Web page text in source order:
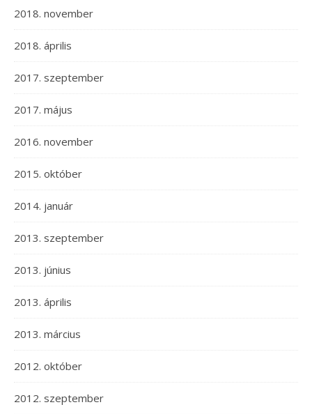
2018. november
2018. április
2017. szeptember
2017. május
2016. november
2015. október
2014. január
2013. szeptember
2013. június
2013. április
2013. március
2012. október
2012. szeptember